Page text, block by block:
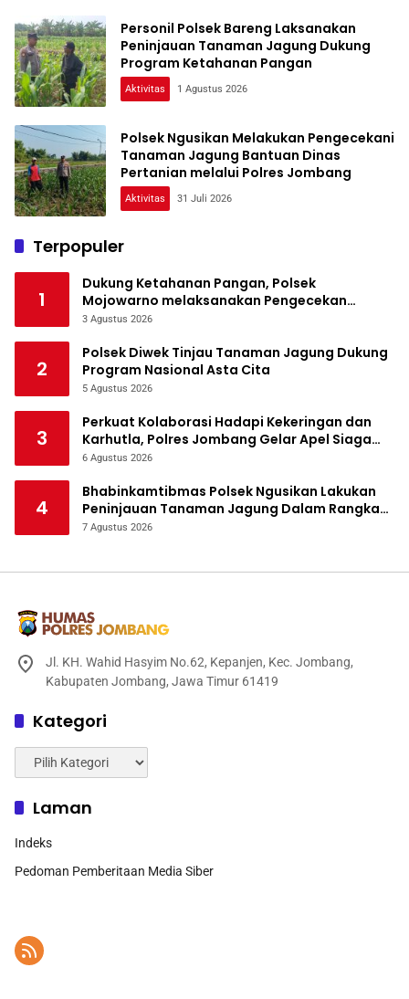
Personil Polsek Bareng Laksanakan
Peninjauan Tanaman Jagung Dukung
Program Ketahanan Pangan
Aktivitas 1 Agustus 2026
Polsek Ngusikan Melakukan Pengecekani
Tanaman Jagung Bantuan Dinas
Pertanian melalui Polres Jombang
Aktivitas 31 Juli 2026
Terpopuler
1
Dukung Ketahanan Pangan, Polsek
Mojowarno melaksanakan Pengecekan
Tanaman Jagung
3 Agustus 2026
2
Polsek Diwek Tinjau Tanaman Jagung Dukung
Program Nasional Asta Cita
5 Agustus 2026
3
Perkuat Kolaborasi Hadapi Kekeringan dan
Karhutla, Polres Jombang Gelar Apel Siaga
Bencana
6 Agustus 2026
4
Bhabinkamtibmas Polsek Ngusikan Lakukan
Peninjauan Tanaman Jagung Dalam Rangka
Mendukung Ketahanan Pangan
7 Agustus 2026
Jl. KH. Wahid Hasyim No.62, Kepanjen, Kec. Jombang,
Kabupaten Jombang, Jawa Timur 61419
Kategori
Kategori
Laman
Indeks
Pedoman Pemberitaan Media Siber